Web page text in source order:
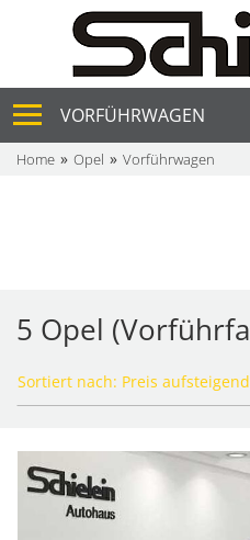
VORFÜHRWAGEN
Home Opel Vorführwagen
Sortiert nach: Preis aufsteigend